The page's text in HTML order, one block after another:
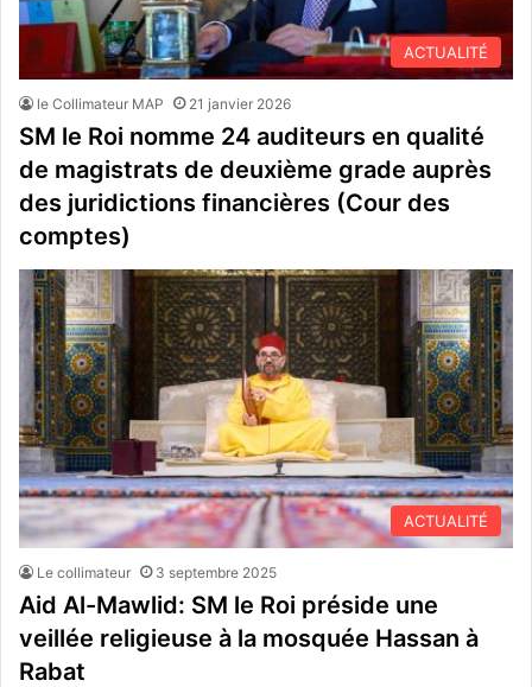
ACTUALITÉ
le Collimateur MAP 21 janvier 2026
SM le Roi nomme 24 auditeurs en qualité
de magistrats de deuxième grade auprès
des juridictions financières (Cour des
comptes)
ACTUALITÉ
Le collimateur 3 septembre 2025
Aid Al-Mawlid: SM le Roi préside une
veillée religieuse à la mosquée Hassan à
Rabat